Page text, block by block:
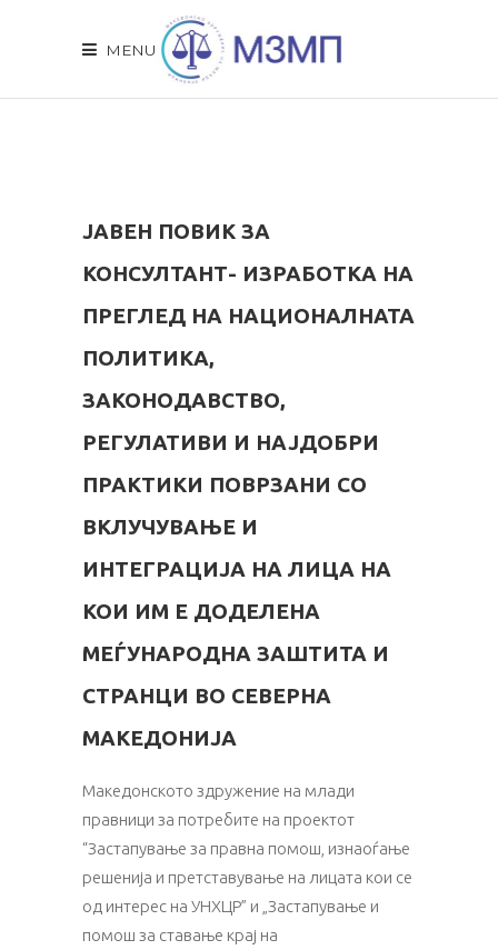
MENU
ЈАВЕН ПОВИК ЗА
КОНСУЛТАНТ- ИЗРАБОТКА НА
ПРЕГЛЕД НА НАЦИОНАЛНАТА
ПОЛИТИКА,
ЗАКОНОДАВСТВО,
РЕГУЛАТИВИ И НАЈДОБРИ
ПРАКТИКИ ПОВРЗАНИ СО
ВКЛУЧУВАЊЕ И
ИНТЕГРАЦИЈА НА ЛИЦА НА
КОИ ИМ Е ДОДЕЛЕНА
МЕЃУНАРОДНА ЗАШТИТА И
СТРАНЦИ ВО СЕВЕРНА
МАКЕДОНИЈА
Македонското здружение на млади
правници за потребите на проектот
“Застапување за правна помош, изнаоѓање
решенија и претставување на лицата кои се
од интерес на УНХЦР” и „Застапување и
помош за ставање крај на